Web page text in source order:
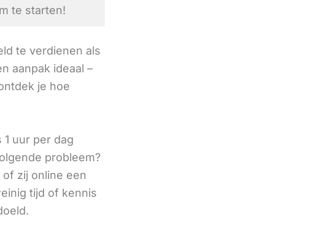
te starten!
te verdienen als
aanpak ideaal –
je hoe
uur per dag
probleem?
zij online een
tijd of kennis